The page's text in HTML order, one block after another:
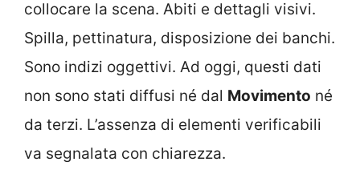
collocare la scena. Abiti e dettagli visivi.
Spilla, pettinatura, disposizione dei banchi.
Sono indizi oggettivi. Ad oggi, questi dati
non sono stati diffusi né dal Movimento né
da terzi. L’assenza di elementi verificabili
va segnalata con chiarezza.